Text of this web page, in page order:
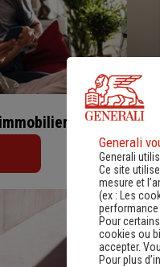
Generali
Generali
Ce site
mesure et
(ex :
Les
performance
Pour
cookies ou
accepter.
Pour plus